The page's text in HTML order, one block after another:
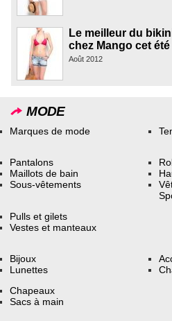
Le meilleur du
chez Mango cet été
Août 2012
MODE
Marques de mode
Pantalons
Maillots de bain
Sous-vêtements
Pulls et gilets
Vestes et manteaux
Bijoux
Lunettes
Chapeaux
Sacs à main